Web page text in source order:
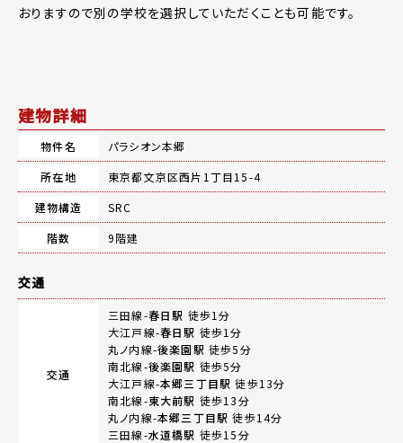
おりますので別の学校を選択していただくことも可能です。
建物詳細
物件名
パラシオン本郷
所在地
東京都文京区西片1丁目15-4
建物構造
SRC
階数
9階建
交通
交通
三田線-春日駅 徒歩1分
大江戸線-春日駅 徒歩1分
丸ノ内線-後楽園駅 徒歩5分
南北線-後楽園駅 徒歩5分
大江戸線-本郷三丁目駅 徒歩13分
南北線-東大前駅 徒歩13分
丸ノ内線-本郷三丁目駅 徒歩14分
三田線-水道橋駅 徒歩15分